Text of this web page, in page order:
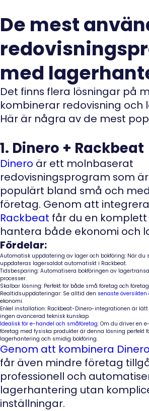
De mest
med
Det finns flera lösningar på
kombinerar redovisning och
Här är några av de mest
1. Dinero + Rackbeat
Dinero är ett molnbaserat
redovisningsprogram som
populärt bland små och
företag. Genom att
Rackbeat får du en
hantera både ekonomi och
Fördelar:
Automatisk uppdatering av lager och bokföring: När du
uppdateras lagersaldot automatiskt i Rackbeat.
Tidsbesparing: Automatisera bokföringen av
processer.
Skalbar lösning: Perfekt för både små företag och
Realtidsuppdateringar: Se alltid den senaste
ekonomi.
Enkel installation: Rackbeat-Dinero-integrationen är
ingen avancerad teknisk kunskap.
Idealisk för e-handel och småföretag: Om du driver en
företag med fysiska produkter är denna lösning perfekt
lagerhantering och smidig bokföring.
Genom att kombinera
får även mindre företag
professionell och
lagerhantering utan
inställningar.